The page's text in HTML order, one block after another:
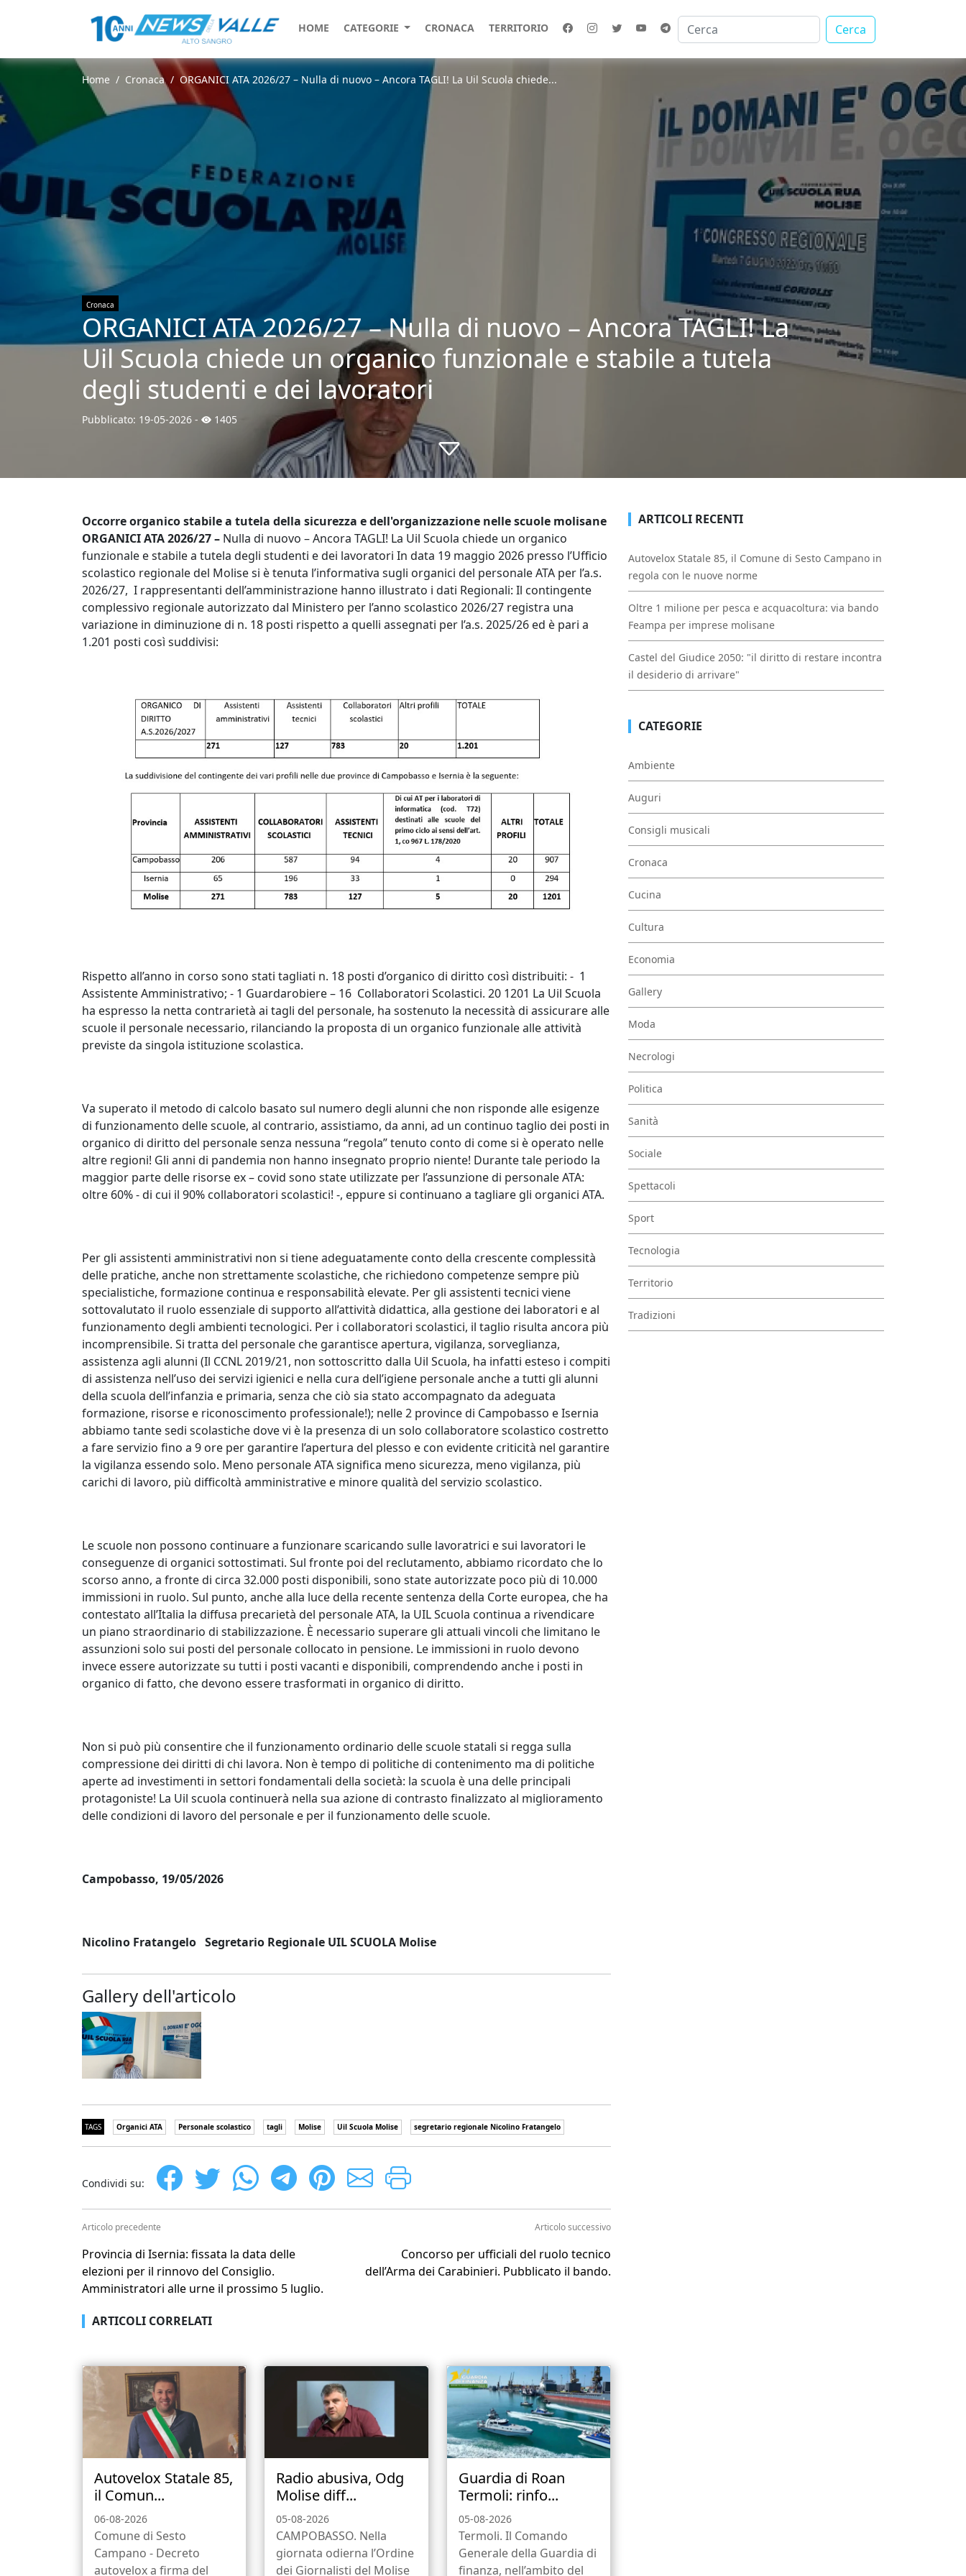
HOME CATEGORIE CRONACA TERRITORIO Cerca
Home Cronaca ORGANICI ATA 2026/27 – Nulla di nuovo – Ancora TAGLI! La Uil Scuola chiede...
Cronaca
ORGANICI ATA 2026/27 – Nulla di nuovo – Ancora TAGLI! La
Uil Scuola chiede un organico funzionale e stabile a tutela
degli studenti e dei lavoratori
Pubblicato: 19-05-2026 - 1405
Occorre organico stabile a tutela della sicurezza e dell'organizzazione nelle scuole molisane
ORGANICI ATA 2026/27 – Nulla di nuovo – Ancora TAGLI! La Uil Scuola chiede un organico
funzionale e stabile a tutela degli studenti e dei lavoratori In data 19 maggio 2026 presso l’Ufficio
scolastico regionale del Molise si è tenuta l’informativa sugli organici del personale ATA per l’a.s.
2026/27, I rappresentanti dell’amministrazione hanno illustrato i dati Regionali: Il contingente
complessivo regionale autorizzato dal Ministero per l’anno scolastico 2026/27 registra una
variazione in diminuzione di n. 18 posti rispetto a quelli assegnati per l’a.s. 2025/26 ed è pari a
1.201 posti così suddivisi:
Rispetto all’anno in corso sono stati tagliati n. 18 posti d’organico di diritto così distribuiti: - 1
Assistente Amministrativo; - 1 Guardarobiere – 16 Collaboratori Scolastici. 20 1201 La Uil Scuola
ha espresso la netta contrarietà ai tagli del personale, ha sostenuto la necessità di assicurare alle
scuole il personale necessario, rilanciando la proposta di un organico funzionale alle attività
previste da singola istituzione scolastica.
Va superato il metodo di calcolo basato sul numero degli alunni che non risponde alle esigenze
di funzionamento delle scuole, al contrario, assistiamo, da anni, ad un continuo taglio dei posti in
organico di diritto del personale senza nessuna “regola” tenuto conto di come si è operato nelle
altre regioni! Gli anni di pandemia non hanno insegnato proprio niente! Durante tale periodo la
maggior parte delle risorse ex – covid sono state utilizzate per l’assunzione di personale ATA:
oltre 60% - di cui il 90% collaboratori scolastici! -, eppure si continuano a tagliare gli organici ATA.
Per gli assistenti amministrativi non si tiene adeguatamente conto della crescente complessità
delle pratiche, anche non strettamente scolastiche, che richiedono competenze sempre più
specialistiche, formazione continua e responsabilità elevate. Per gli assistenti tecnici viene
sottovalutato il ruolo essenziale di supporto all’attività didattica, alla gestione dei laboratori e al
funzionamento degli ambienti tecnologici. Per i collaboratori scolastici, il taglio risulta ancora più
incomprensibile. Si tratta del personale che garantisce apertura, vigilanza, sorveglianza,
assistenza agli alunni (Il CCNL 2019/21, non sottoscritto dalla Uil Scuola, ha infatti esteso i compiti
di assistenza nell’uso dei servizi igienici e nella cura dell’igiene personale anche a tutti gli alunni
della scuola dell’infanzia e primaria, senza che ciò sia stato accompagnato da adeguata
formazione, risorse e riconoscimento professionale!); nelle 2 province di Campobasso e Isernia
abbiamo tante sedi scolastiche dove vi è la presenza di un solo collaboratore scolastico costretto
a fare servizio fino a 9 ore per garantire l’apertura del plesso e con evidente criticità nel garantire
la vigilanza essendo solo. Meno personale ATA significa meno sicurezza, meno vigilanza, più
carichi di lavoro, più difficoltà amministrative e minore qualità del servizio scolastico.
Le scuole non possono continuare a funzionare scaricando sulle lavoratrici e sui lavoratori le
conseguenze di organici sottostimati. Sul fronte poi del reclutamento, abbiamo ricordato che lo
scorso anno, a fronte di circa 32.000 posti disponibili, sono state autorizzate poco più di 10.000
immissioni in ruolo. Sul punto, anche alla luce della recente sentenza della Corte europea, che ha
contestato all’Italia la diffusa precarietà del personale ATA, la UIL Scuola continua a rivendicare
un piano straordinario di stabilizzazione. È necessario superare gli attuali vincoli che limitano le
assunzioni solo sui posti del personale collocato in pensione. Le immissioni in ruolo devono
invece essere autorizzate su tutti i posti vacanti e disponibili, comprendendo anche i posti in
organico di fatto, che devono essere trasformati in organico di diritto.
Non si può più consentire che il funzionamento ordinario delle scuole statali si regga sulla
compressione dei diritti di chi lavora. Non è tempo di politiche di contenimento ma di politiche
aperte ad investimenti in settori fondamentali della società: la scuola è una delle principali
protagoniste! La Uil scuola continuerà nella sua azione di contrasto finalizzato al miglioramento
delle condizioni di lavoro del personale e per il funzionamento delle scuole.
Campobasso, 19/05/2026
Nicolino Fratangelo Segretario Regionale UIL SCUOLA Molise
Gallery dell'articolo
TAGS Organici ATA Personale scolastico tagli Molise Uil Scuola Molise segretario regionale Nicolino Fratangelo
Condividi su:
Articolo precedente
Provincia di Isernia: fissata la data delle
elezioni per il rinnovo del Consiglio.
Amministratori alle urne il prossimo 5 luglio.
Articolo successivo
Concorso per ufficiali del ruolo tecnico
dell’Arma dei Carabinieri. Pubblicato il bando.
ARTICOLI CORRELATI
Autovelox Statale 85,
il Comun...
06-08-2026
Comune di Sesto
Campano - Decreto
autovelox a firma del
Radio abusiva, Odg
Molise diff...
05-08-2026
CAMPOBASSO. Nella
giornata odierna l’Ordine
dei Giornalisti del Molise
Guardia di Roan
Termoli: rinfo...
05-08-2026
Termoli. Il Comando
Generale della Guardia di
finanza, nell’ambito del
ARTICOLI RECENTI
Autovelox Statale 85, il Comune di Sesto Campano in
regola con le nuove norme
Oltre 1 milione per pesca e acquacoltura: via bando
Feampa per imprese molisane
Castel del Giudice 2050: "il diritto di restare incontra
il desiderio di arrivare"
CATEGORIE
Ambiente
Auguri
Consigli musicali
Cronaca
Cucina
Cultura
Economia
Gallery
Moda
Necrologi
Politica
Sanità
Sociale
Spettacoli
Sport
Tecnologia
Territorio
Tradizioni